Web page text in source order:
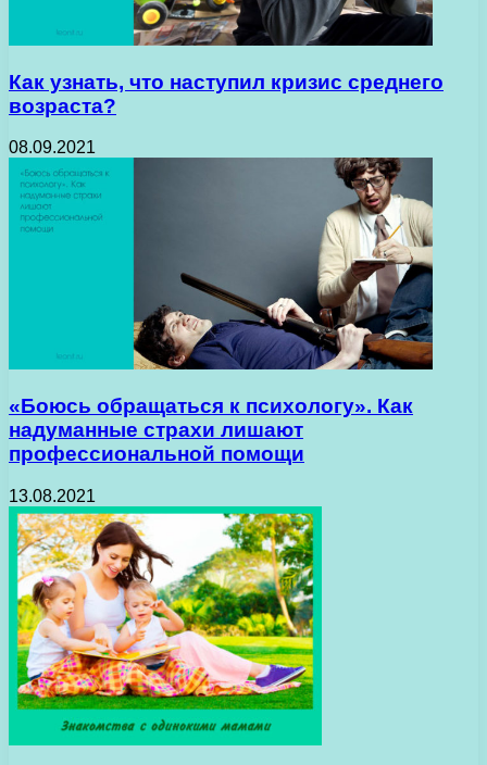
Как узнать, что наступил кризис среднего
возраста?
08.09.2021
«Боюсь обращаться к психологу». Как
надуманные страхи лишают
профессиональной помощи
13.08.2021